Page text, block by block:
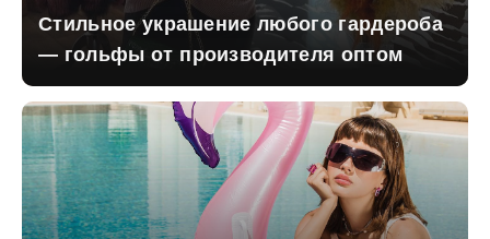
Стильное украшение любого гардероба
— гольфы от производителя оптом